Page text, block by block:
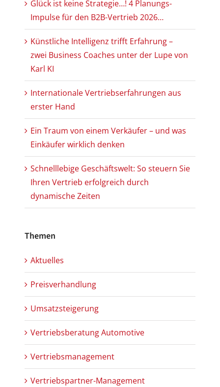
Glück ist keine Strategie…! 4 Planungs-
Impulse für den B2B-Vertrieb 2026…
Künstliche Intelligenz trifft Erfahrung –
zwei Business Coaches unter der Lupe von
Karl KI
Internationale Vertriebserfahrungen aus
erster Hand
Ein Traum von einem Verkäufer – und was
Einkäufer wirklich denken
Schnelllebige Geschäftswelt: So steuern Sie
Ihren Vertrieb erfolgreich durch
dynamische Zeiten
Themen
Aktuelles
Preisverhandlung
Umsatzsteigerung
Vertriebsberatung Automotive
Vertriebsmanagement
Vertriebspartner-Management